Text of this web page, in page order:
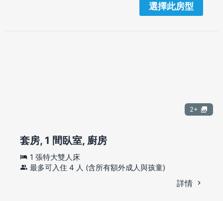
選擇此房型
2+
套房, 1 間臥室, 廚房
1 張特大雙人床
最多可入住 4 人 (含所有額外成人與孩童)
詳情